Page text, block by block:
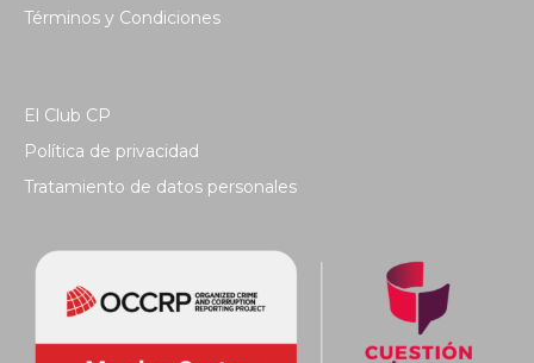
Términos y Condiciones
El Club CP
Política de privacidad
Tratamiento de datos personales